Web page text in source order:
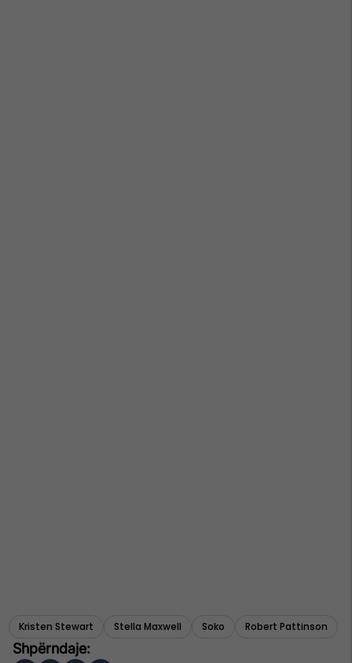
Kristen Stewart Stella Maxwell Soko Robert Pattinson